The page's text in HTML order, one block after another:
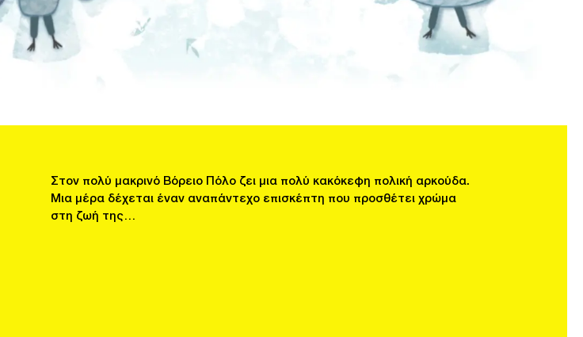
Στον πολύ μακρινό Βόρειο Πόλο ζει μια πολύ κακόκεφη πολική αρκούδα.
Μια μέρα δέχεται έναν αναπάντεχο επισκέπτη που προσθέτει χρώμα
στη ζωή της…